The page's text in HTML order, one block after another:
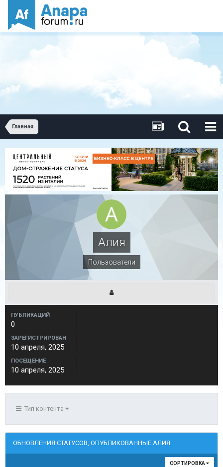
Главная
Алия
Пользователи
ПУБЛИКАЦИЙ
0
ЗАРЕГИСТРИРОВАН
10 апреля, 2025
ПОСЕЩЕНИЕ
10 апреля, 2025
Тип контента
ОБНОВЛЕНИЯ СТАТУСОВ, ОПУБЛИКОВАННЫЕ АЛИЯ
СОРТИРОВКА